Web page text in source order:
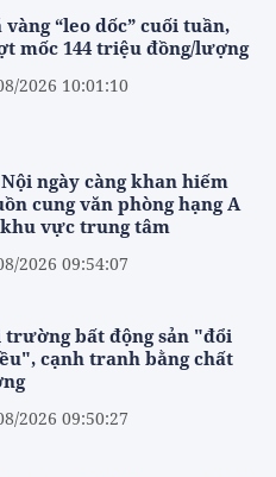
vàng “leo dốc” cuối tuần,
mốc 144 triệu đồng/lượng
2026 10:01:10
ngày càng khan hiếm
cung văn phòng hạng A
vực trung tâm
2026 09:54:07
trường bất động sản "đổi
cạnh tranh bằng chất
2026 09:50:27